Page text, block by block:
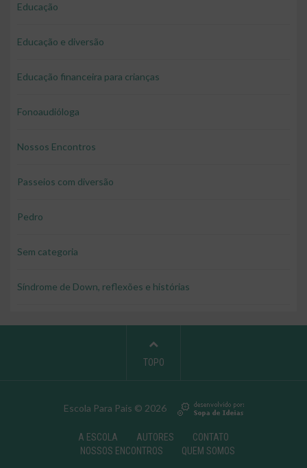
Educação
Educação e diversão
Educação financeira para crianças
Fonoaudióloga
Nossos Encontros
Passeios com diversão
Pedro
Sem categoria
Síndrome de Down, reflexões e histórias
Escola Para Pais © 2026
A ESCOLA AUTORES
CONTATO
NOSSOS ENCONTROS
QUEM SOMOS
TOPO